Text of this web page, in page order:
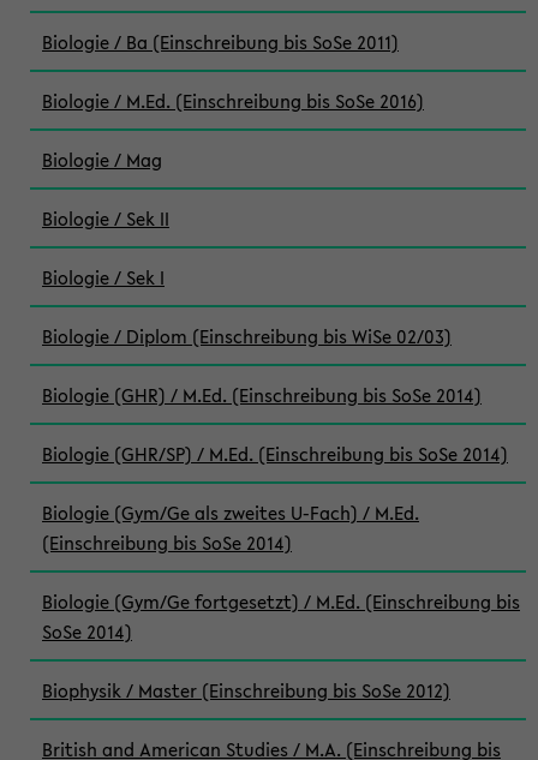
Biologie / Ba (Einschreibung bis SoSe 2011)
Biologie / M.Ed. (Einschreibung bis SoSe 2016)
Biologie / Mag
Biologie / Sek II
Biologie / Sek I
Biologie / Diplom (Einschreibung bis WiSe 02/03)
Biologie (GHR) / M.Ed. (Einschreibung bis SoSe 2014)
Biologie (GHR/SP) / M.Ed. (Einschreibung bis SoSe 2014)
Biologie (Gym/Ge als zweites U-Fach) / M.Ed.
(Einschreibung bis SoSe 2014)
Biologie (Gym/Ge fortgesetzt) / M.Ed. (Einschreibung bis
SoSe 2014)
Biophysik / Master (Einschreibung bis SoSe 2012)
British and American Studies / M.A. (Einschreibung bis